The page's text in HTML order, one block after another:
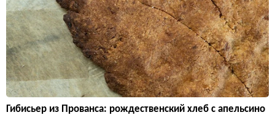
Гибисьер из Прованса: рождественский хлеб с апельсино